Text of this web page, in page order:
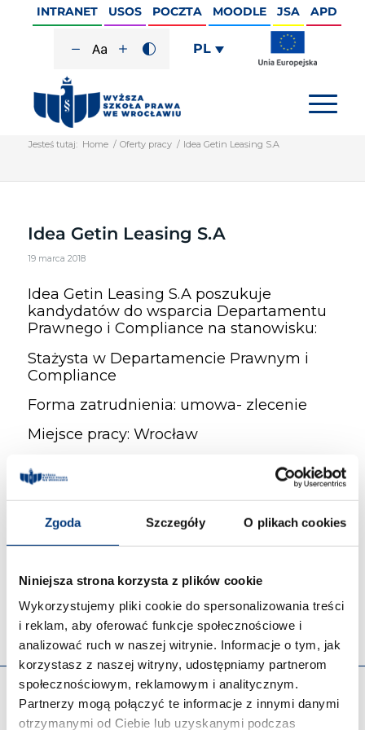
Zgoda Szczegóły O plikach cookies
Niniejsza strona korzysta z plików cookie
Wykorzystujemy pliki cookie do spersonalizowania treści
i reklam, aby oferować funkcje społecznościowe i
analizować ruch w naszej witrynie. Informacje o tym, jak
korzystasz z naszej witryny, udostępniamy partnerom
społecznościowym, reklamowym i analitycznym.
Partnerzy mogą połączyć te informacje z innymi danymi
otrzymanymi od Ciebie lub uzyskanymi podczas
INTRANET USOS POCZTA MOODLE JSA APD
PL
Jesteś tutaj: Home / Oferty pracy / Idea Getin Leasing S.A
Idea Getin Leasing S.A
19 marca 2018
Idea Getin Leasing S.A poszukuje
kandydatów do wsparcia Departamentu
Prawnego i Compliance na stanowisku:
Stażysta w Departamencie Prawnym i
Compliance
Forma zatrudnienia: umowa- zlecenie
Miejsce pracy: Wrocław
Dodaj nas jako preferowane źródło w
Google →
Post Views: 69
OFERTA